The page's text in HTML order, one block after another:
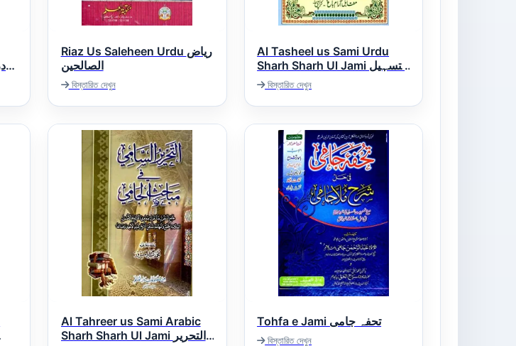
Riaz Us Saleheen Urdu ریاض
الصالحین
বিস্তারিত দেখুন
Al Tasheel us Sami Urdu
Sharh Sharh Ul Jami التسہیل
السامی اردو شرح شرح جامی
বিস্তারিত দেখুন
Al Tahreer us Sami Arabic
Sharh Sharh Ul Jami التحریر
Tohfa e Jami تحفہ جامی
বিস্তারিত দেখুন